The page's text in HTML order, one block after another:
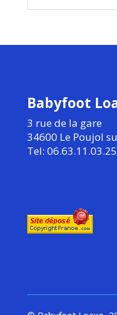
Babyfoot
3 rue de la gare
34600 Le Poujol
Tel: 06.63.11.03.25